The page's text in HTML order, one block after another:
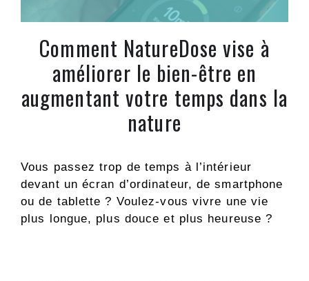
Comment NatureDose vise à
améliorer le bien-être en
augmentant votre temps dans la
nature
Vous passez trop de temps à l’intérieur
devant un écran d’ordinateur, de smartphone
ou de tablette ? Voulez-vous vivre une vie
plus longue, plus douce et plus heureuse ?